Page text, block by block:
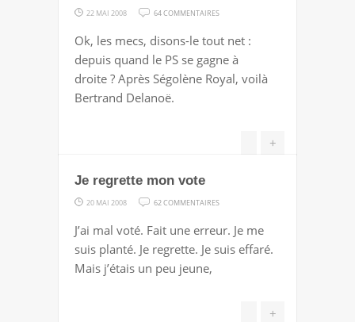
22 MAI 2008 64 COMMENTAIRES
L'AUDACE
Ok, les mecs, disons-le tout net :
depuis quand le PS se gagne à
droite ? Après Ségolène Royal, voilà
Bertrand Delanoë.
+
Je regrette mon vote
20 MAI 2008 62 COMMENTAIRES
REGRETTE
MON
J’ai mal voté. Fait une erreur. Je me
suis planté. Je regrette. Je suis effaré.
Mais j’étais un peu jeune,
+